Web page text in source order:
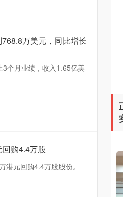
万美元，同比增长
个月业绩，收入1.65亿美
购4.4万股
元回购4.4万股股份。